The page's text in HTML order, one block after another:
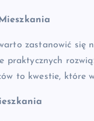
zastanowić
praktycznych
to kwestie, które